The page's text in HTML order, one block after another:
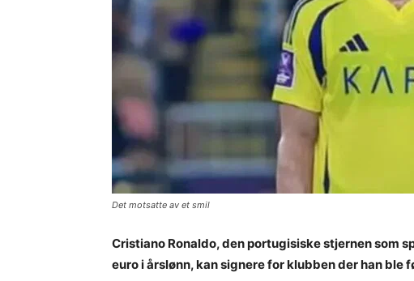
Det motsatte av et smil
Cristiano Ronaldo, den portugisiske stjernen som
euro i årslønn, kan signere for klubben der han ble